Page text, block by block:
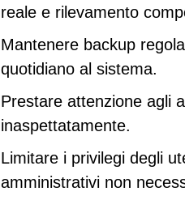
reale e rilevamento
Mantenere backup
quotidiano al sistema.
Prestare attenzione agli
inaspettatamente.
Limitare i privilegi degli
amministrativi non